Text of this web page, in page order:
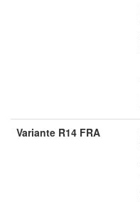
Variante R14 FRA